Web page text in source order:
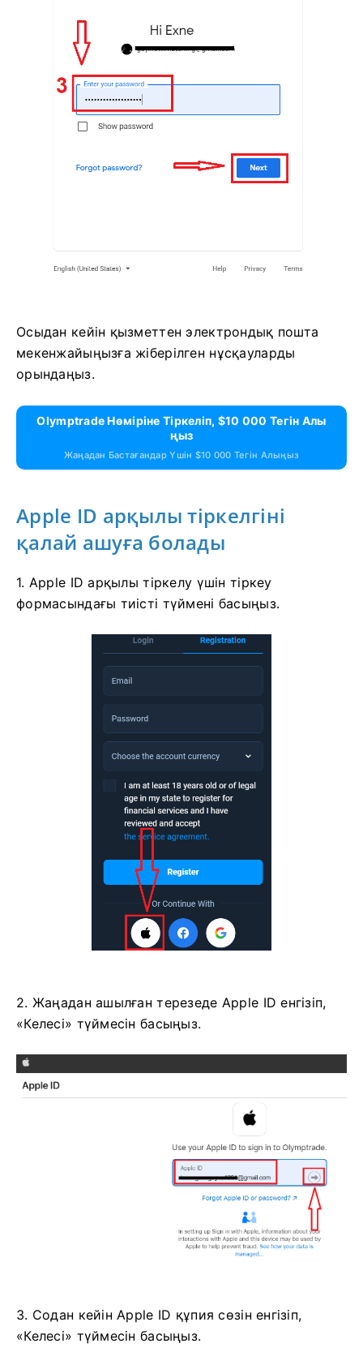
Осыдан кейін қызметтен электрондық пошта
мекенжайыңызға жіберілген нұсқауларды
орындаңыз.
Olymptrade Нөміріне Тіркеліп, $10 000 Тегін Алы
Ңыз
Жаңадан Бастағандар Үшін $10 000 Тегін Алыңыз
Apple ID арқылы тіркелгіні
қалай ашуға болады
1. Apple ID арқылы тіркелу үшін тіркеу
формасындағы тиісті түймені басыңыз.
2. Жаңадан ашылған терезеде Apple ID енгізіп,
«Келесі» түймесін басыңыз.
3. Содан кейін Apple ID құпия сөзін енгізіп,
«Келесі» түймесін басыңыз.